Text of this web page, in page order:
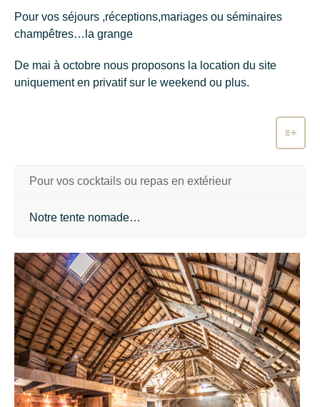
Pour vos séjours ,réceptions,mariages ou séminaires
champêtres…la grange
De mai à octobre nous proposons la location du site
uniquement en privatif sur le weekend ou plus.
Pour vos cocktails ou repas en extérieur
Notre tente nomade…